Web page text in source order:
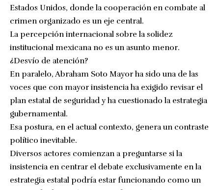
Estados Unidos, donde la cooperación en combate al
crimen organizado es un eje central.
La percepción internacional sobre la solidez
institucional mexicana no es un asunto menor.
¿Desvío de atención?
En paralelo, Abraham Soto Mayor ha sido una de las
voces que con mayor insistencia ha exigido revisar el
plan estatal de seguridad y ha cuestionado la estrategia
gubernamental.
Esa postura, en el actual contexto, genera un contraste
político inevitable.
Diversos actores comienzan a preguntarse si la
insistencia en centrar el debate exclusivamente en la
estrategia estatal podría estar funcionando como un